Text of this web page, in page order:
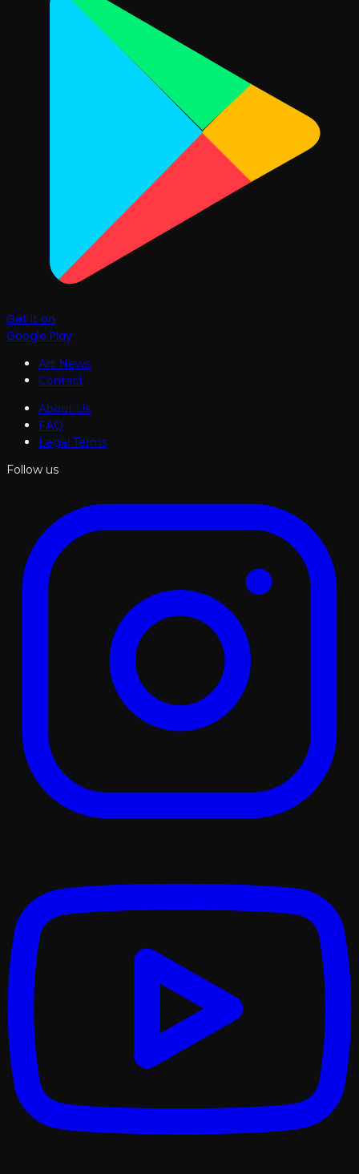
Get it on
Google Play
Art News
Contact
About Us
FAQ
Legal Terms
Follow us